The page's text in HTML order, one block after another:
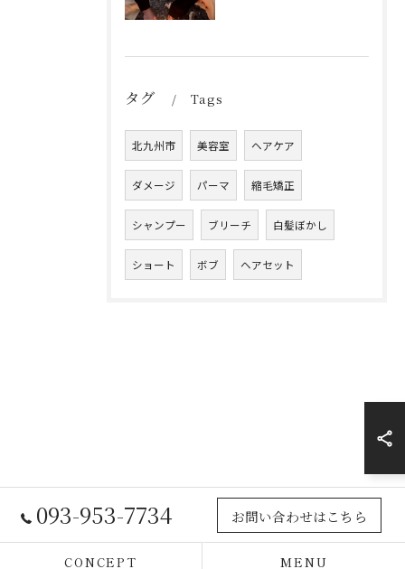
タグ Tags
北九州市 美容室 ヘアケア
ダメージ パーマ 縮毛矯正
シャンプー ブリーチ 白髪ぼかし
ショート ボブ ヘアセット
093-953-7734 お問い合わせはこちら
CONCEPT MENU